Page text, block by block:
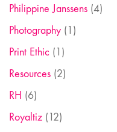
Philippine Janssens (4)
Photography (1)
Print Ethic (1)
Resources (2)
RH (6)
Royaltiz (12)